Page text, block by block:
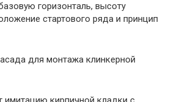
горизонталь, высоту
стартового ряда и принцип